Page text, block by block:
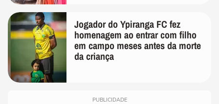
Jogador do Ypiranga FC fez
homenagem ao entrar com filho
em campo meses antes da morte
da criança
PUBLICIDADE